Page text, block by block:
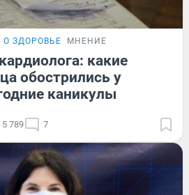
О ЗДОРОВЬЕ МНЕНИЕ
какие
обострились у
каникулы
5 789 7